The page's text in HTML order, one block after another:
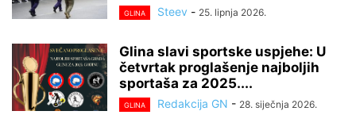
GLINA Steev - 25. lipnja 2026.
Glina slavi sportske uspjehe: U
četvrtak proglašenje najboljih
sportaša za 2025....
GLINA Redakcija GN - 28. siječnja 2026.